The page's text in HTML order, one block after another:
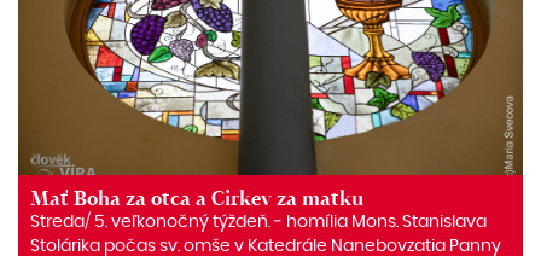
Mať Boha za otca a Cirkev za matku
Streda/ 5. veľkonočný týždeň. ‒ homília Mons. Stanislava
Stolárika počas sv. omše v Katedrále Nanebovzatia Panny